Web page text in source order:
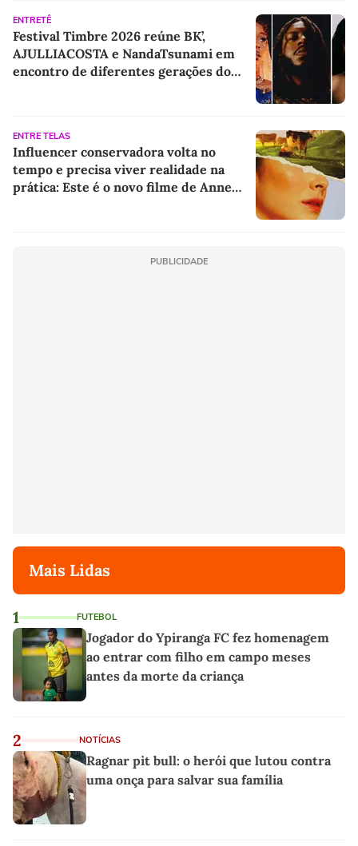
ENTRETÊ
Festival Timbre 2026 reúne BK’,
AJULLIACOSTA e NandaTsunami em
encontro de diferentes gerações do
ENTRE TELAS
Influencer conservadora volta no
tempo e precisa viver realidade na
prática: Este é o novo filme de Anne
PUBLICIDADE
Mais Lidas
1 FUTEBOL
Jogador do Ypiranga FC fez homenagem
ao entrar com filho em campo meses
antes da morte da criança
2 NOTÍCIAS
Ragnar pit bull: o herói que lutou contra
uma onça para salvar sua família